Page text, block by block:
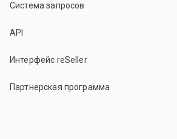
Система запросов
API
Интерфейс reSeller
Партнерская программа